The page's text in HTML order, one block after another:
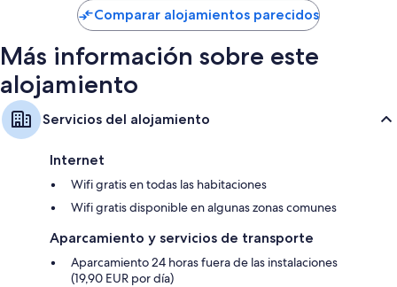
de
144 €
Comparar alojamientos parecidos
Más información sobre este
alojamiento
Servicios del alojamiento
Internet
Wifi gratis en todas las habitaciones
Wifi gratis disponible en algunas zonas comunes
Aparcamiento y servicios de transporte
Aparcamiento 24 horas fuera de las instalaciones
(19,90 EUR por día)